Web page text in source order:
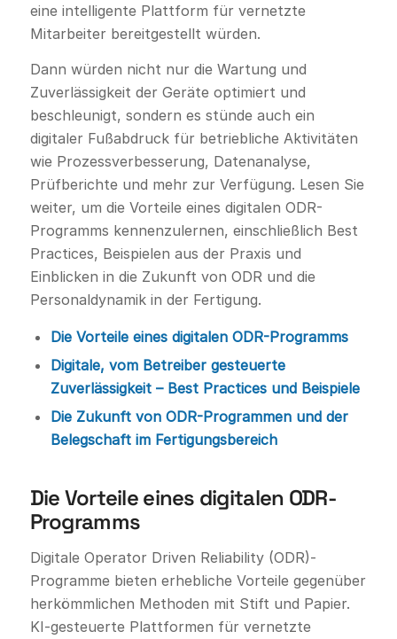
eine intelligente Plattform für vernetzte
Mitarbeiter bereitgestellt würden.
Dann würden nicht nur die Wartung und
Zuverlässigkeit der Geräte optimiert und
beschleunigt, sondern es stünde auch ein
digitaler Fußabdruck für betriebliche Aktivitäten
wie Prozessverbesserung, Datenanalyse,
Prüfberichte und mehr zur Verfügung. Lesen Sie
weiter, um die Vorteile eines digitalen ODR-
Programms kennenzulernen, einschließlich Best
Practices, Beispielen aus der Praxis und
Einblicken in die Zukunft von ODR und die
Personaldynamik in der Fertigung.
Die Vorteile eines digitalen ODR-Programms
Digitale, vom Betreiber gesteuerte
Zuverlässigkeit – Best Practices und Beispiele
Die Zukunft von ODR-Programmen und der
Belegschaft im Fertigungsbereich
Die Vorteile eines digitalen ODR-
Programms
Digitale Operator Driven Reliability (ODR)-
Programme bieten erhebliche Vorteile gegenüber
herkömmlichen Methoden mit Stift und Papier.
KI-gesteuerte Plattformen für vernetzte